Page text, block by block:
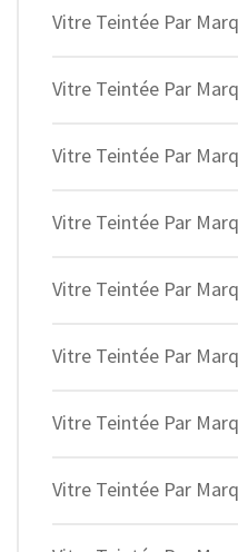
Vitre Teintée Par
Vitre Teintée Par
Vitre Teintée Par
Vitre Teintée Par
Vitre Teintée Par
Vitre Teintée Par
Vitre Teintée Par
Vitre Teintée Par